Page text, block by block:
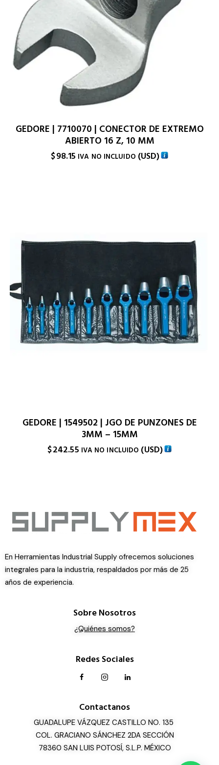
GEDORE | 7710070 | CONECTOR DE EXTREMO
ABIERTO 16 Z, 10 MM
$98.15 IVA NO INCLUIDO (USD)
GEDORE | 1549502 | JGO DE PUNZONES DE
3MM – 15MM
$242.55 IVA NO INCLUIDO (USD)
En Herramientas Industrial Supply ofrecemos soluciones
integrales para la industria, respaldados por más de 25
años de experiencia.
Sobre Nosotros
¿Quiénes somos?
Redes Sociales
Contactanos
GUADALUPE VÁZQUEZ CASTILLO NO. 135
COL. GRACIANO SÁNCHEZ 2DA SECCIÓN
78360 SAN LUIS POTOSÍ, S.L.P. MÉXICO